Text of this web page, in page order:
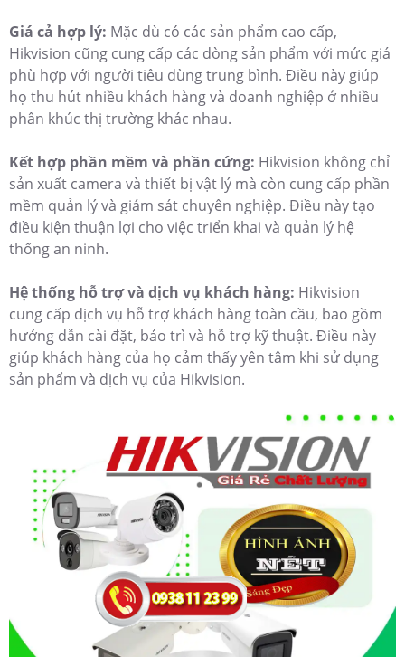
Giá cả hợp lý: Mặc dù có các sản phẩm cao cấp,
Hikvision cũng cung cấp các dòng sản phẩm với mức giá
phù hợp với người tiêu dùng trung bình. Điều này giúp
họ thu hút nhiều khách hàng và doanh nghiệp ở nhiều
phân khúc thị trường khác nhau.
Kết hợp phần mềm và phần cứng: Hikvision không chỉ
sản xuất camera và thiết bị vật lý mà còn cung cấp phần
mềm quản lý và giám sát chuyên nghiệp. Điều này tạo
điều kiện thuận lợi cho việc triển khai và quản lý hệ
thống an ninh.
Hệ thống hỗ trợ và dịch vụ khách hàng: Hikvision
cung cấp dịch vụ hỗ trợ khách hàng toàn cầu, bao gồm
hướng dẫn cài đặt, bảo trì và hỗ trợ kỹ thuật. Điều này
giúp khách hàng của họ cảm thấy yên tâm khi sử dụng
sản phẩm và dịch vụ của Hikvision.